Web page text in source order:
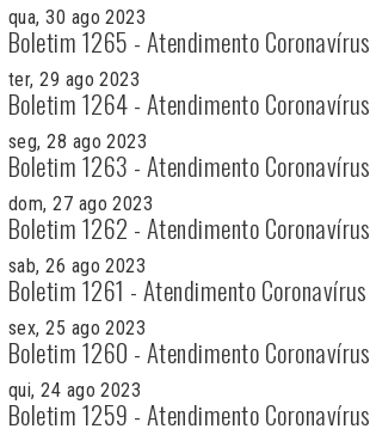
qua, 30 ago 2023
Boletim 1265 - Atendimento Coronavírus
ter, 29 ago 2023
Boletim 1264 - Atendimento Coronavírus
seg, 28 ago 2023
Boletim 1263 - Atendimento Coronavírus
dom, 27 ago 2023
Boletim 1262 - Atendimento Coronavírus
sab, 26 ago 2023
Boletim 1261 - Atendimento Coronavírus
sex, 25 ago 2023
Boletim 1260 - Atendimento Coronavírus
qui, 24 ago 2023
Boletim 1259 - Atendimento Coronavírus